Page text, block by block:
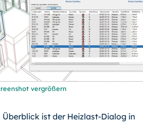
vergrößern
ist der Heizlast-Dialog in